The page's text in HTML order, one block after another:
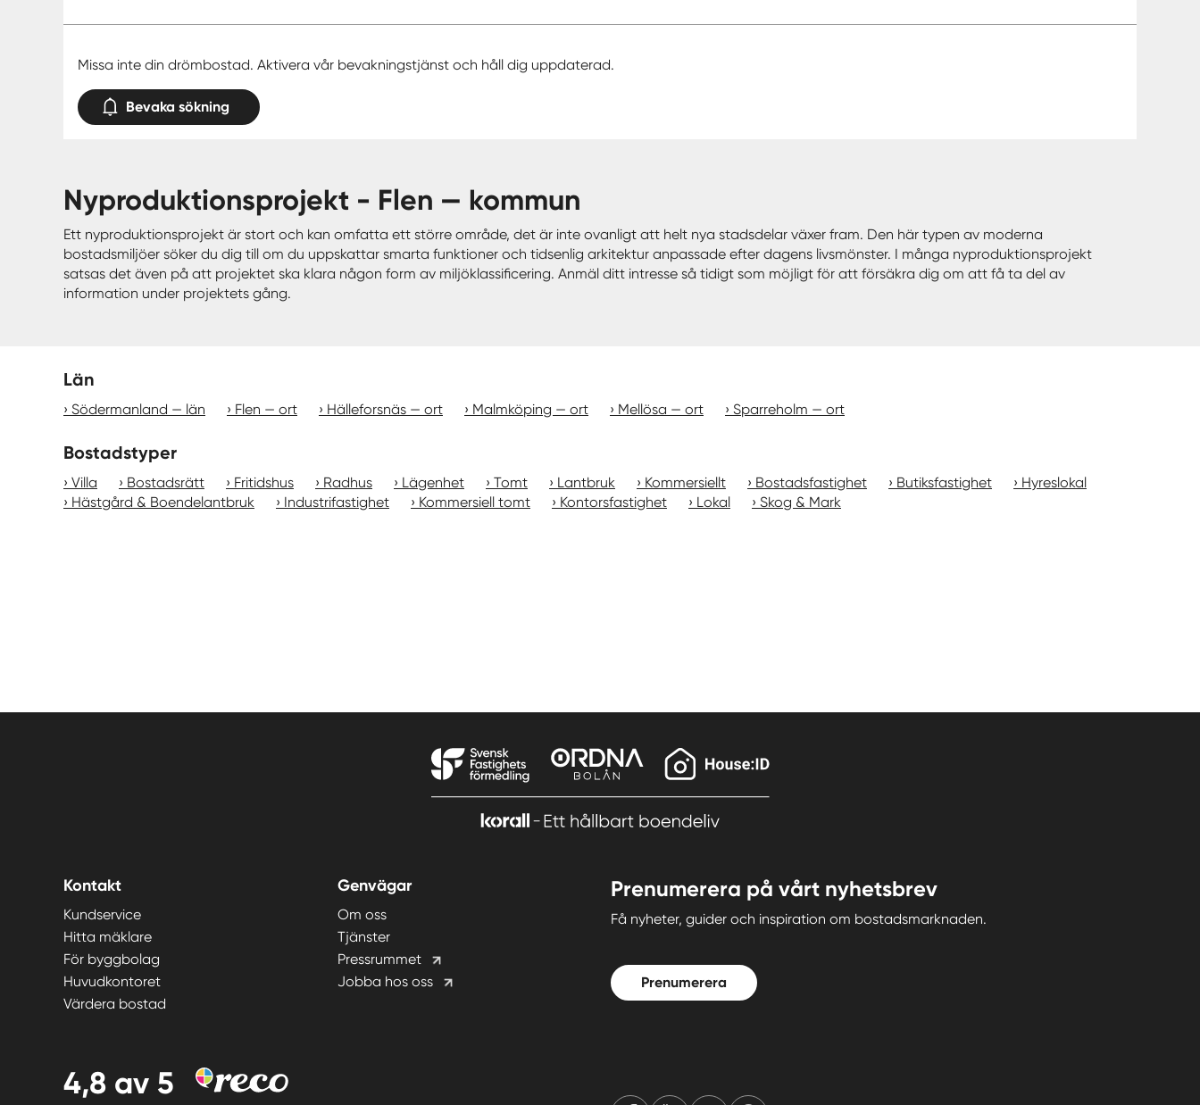
Missa inte din drömbostad. Aktivera vår bevakningstjänst och håll dig uppdaterad.
Bevaka sökning
nyproduktionsprojekt - Flen — kommun
Ett nyproduktionsprojekt är stort och kan omfatta ett större område, det är inte ovanligt att helt nya stadsdelar växer fram. Den här typen av moderna
bostadsmiljöer söker du dig till om du uppskattar smarta funktioner och tidsenlig arkitektur anpassade efter dagens livsmönster. I många nyproduktionsprojekt
satsas det även på att projektet ska klara någon form av miljöklassificering. Anmäl ditt intresse så tidigt som möjligt för att försäkra dig om att få ta del av
information under projektets gång.
Län
Södermanland — län Flen — ort Hälleforsnäs — ort Malmköping — ort Mellösa — ort Sparreholm — ort
Bostadstyper
Villa Bostadsrätt Fritidshus Radhus Lägenhet Tomt Lantbruk Kommersiellt Bostadsfastighet Butiksfastighet
Hyreslokal
Hästgård & Boendelantbruk
Industrifastighet Kommersiell tomt Kontorsfastighet Lokal Skog & Mark
Kontakt
Kundservice
Hitta mäklare
För byggbolag
Huvudkontoret
Värdera bostad
Genvägar
Om oss
Tjänster
Pressrummet
Jobba hos oss
Prenumerera på vårt nyhetsbrev
Få nyheter, guider och inspiration om bostadsmarknaden.
Prenumerera
4,8 av 5